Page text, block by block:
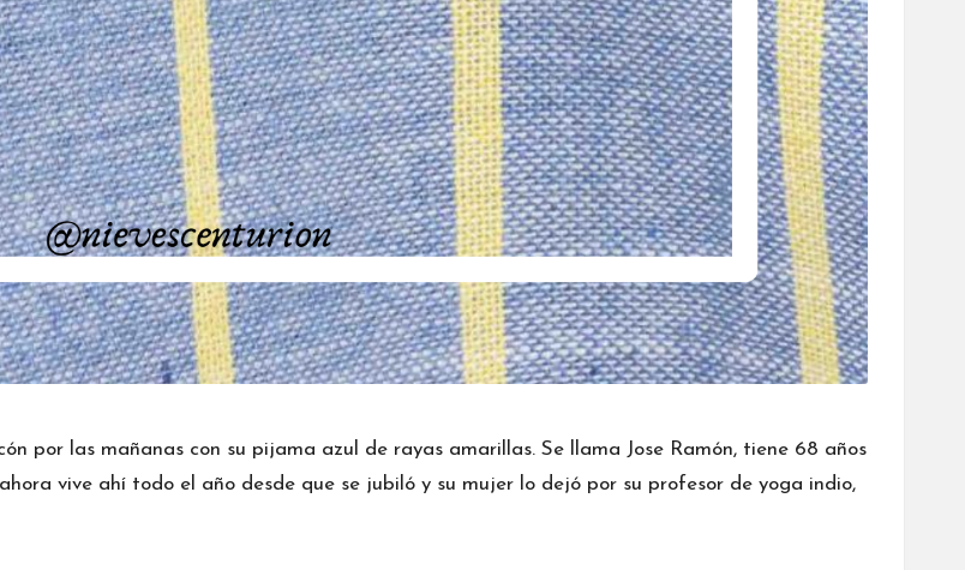
por las mañanas con su pijama azul de rayas amarillas. Se llama Jose Ramón, tiene 68 años
vive ahí todo el año desde que se jubiló y su mujer lo dejó por su profesor de yoga indio,